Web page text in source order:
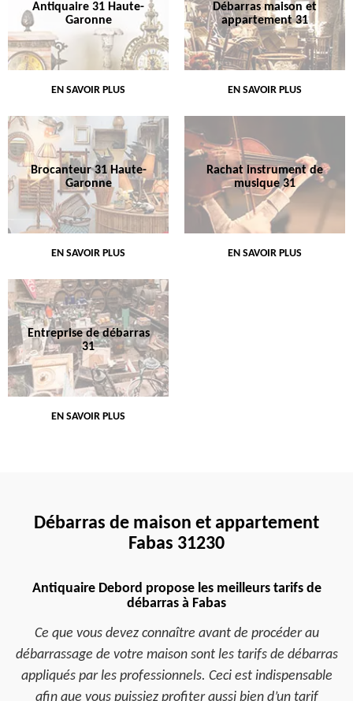
Antiquaire 31 Haute-
Garonne
EN SAVOIR PLUS
Débarras maison et
appartement 31
EN SAVOIR PLUS
Brocanteur 31 Haute-
Garonne
EN SAVOIR PLUS
Rachat instrument de
musique 31
EN SAVOIR PLUS
Entreprise de débarras
31
EN SAVOIR PLUS
Débarras de maison et appartement
Fabas 31230
Antiquaire Debord propose les meilleurs tarifs de
débarras à Fabas
Ce que vous devez connaître avant de procéder au
débarrassage de votre maison sont les tarifs de débarras
appliqués par les professionnels. Ceci est indispensable
afin que vous puissiez profiter aussi bien d’un tarif